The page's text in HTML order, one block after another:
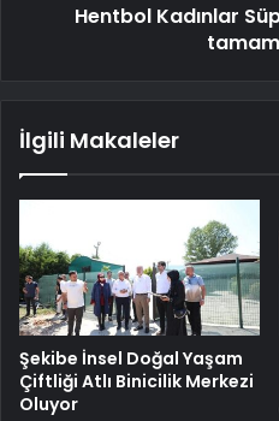
Hentbol Kadınlar
İlgili Makaleler
Şekibe İnsel Doğal Yaşam
Çiftliği Atlı Binicilik Merkezi
Oluyor